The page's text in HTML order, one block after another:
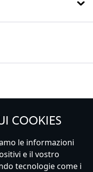
COOKIES
le informazioni
e il vostro
tecnologie come i